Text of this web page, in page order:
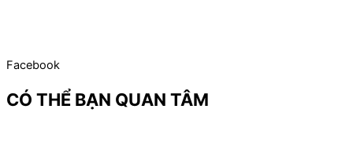
Facebook
CÓ THỂ BẠN QUAN TÂM